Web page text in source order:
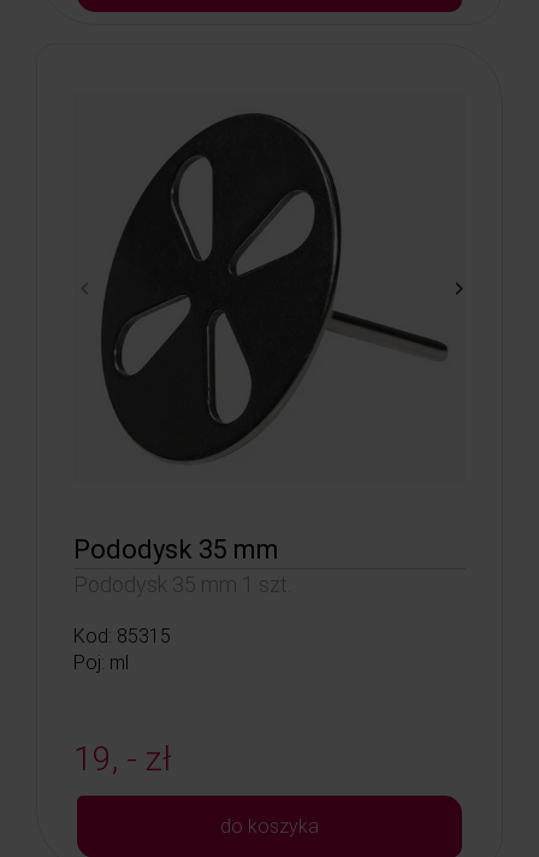
Pododysk 35 mm
Pododysk 35 mm 1 szt.
Kod: 85315
Poj: ml
19, - zł
do koszyka